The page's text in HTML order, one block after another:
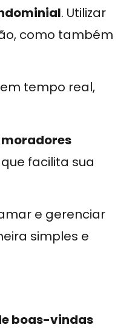
. Utilizar
como também
tempo real,
que facilita sua
e gerenciar
simples e
boas-vindas